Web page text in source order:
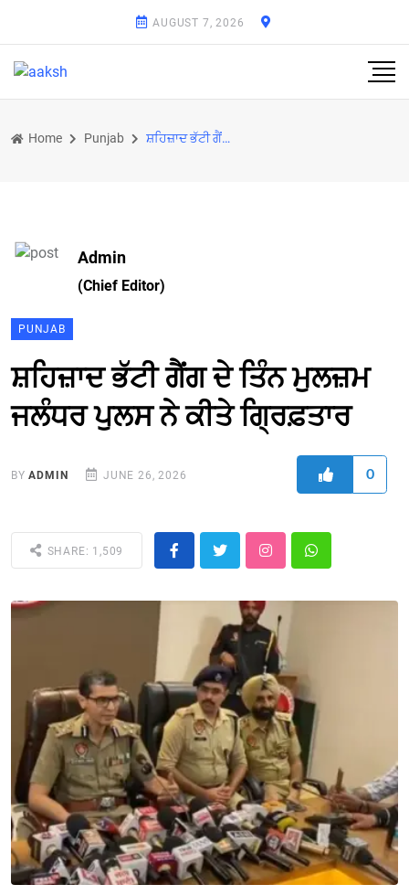
AUGUST 7, 2026
Home Punjab ਸ਼ਹਿਜ਼ਾਦ ਭੱਟੀ ਗੈਂਗ ਦੇ ਤਿੰਨ ਮੁਲਜ਼ਮ ਜਲੰਧਰ ਪੁਲਸ ਨੇ ਕੀਤੇ ਗ੍ਰਿਫ਼ਤਾਰ
Admin
(Chief Editor)
PUNJAB
ਸ਼ਹਿਜ਼ਾਦ ਭੱਟੀ ਗੈਂਗ ਦੇ ਤਿੰਨ ਮੁਲਜ਼ਮ
ਜਲੰਧਰ ਪੁਲਸ ਨੇ ਕੀਤੇ ਗ੍ਰਿਫ਼ਤਾਰ
BYADMIN JUNE 26, 2026 0
SHARE: 1,509